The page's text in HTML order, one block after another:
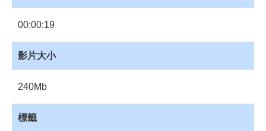
00:00:19
影片大小
240Mb
標籤